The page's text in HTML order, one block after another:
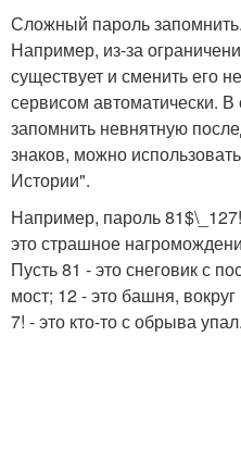
Сложный пароль запомнить.
Например, из-за
существует и сменить его
сервисом автоматически. В
запомнить невнятную
знаков, можно
Истории".
Например, пароль
это страшное
Пусть 81 - это снеговик с
мост; 12 - это башня,
7! - это кто-то с обрыва упал.